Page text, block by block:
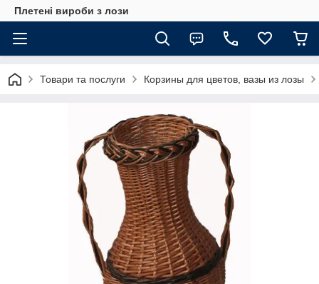
Плетені вироби з лози
Товари та послуги Корзины для цветов, вазы из лозы